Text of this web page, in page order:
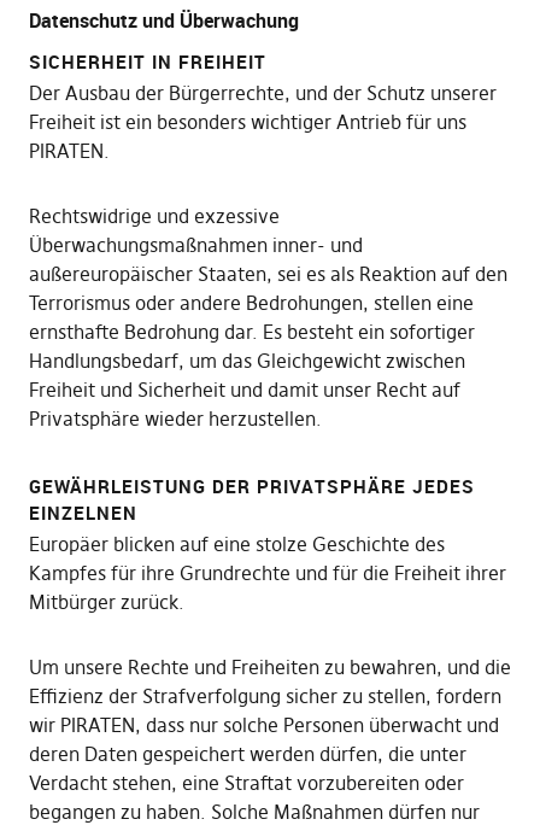
Datenschutz und Überwachung
SICHERHEIT IN FREIHEIT
Der Ausbau der Bürgerrechte, und der Schutz unserer
Freiheit ist ein besonders wichtiger Antrieb für uns
PIRATEN.
Rechtswidrige und exzessive
Überwachungsmaßnahmen inner- und
außereuropäischer Staaten, sei es als Reaktion auf den
Terrorismus oder andere Bedrohungen, stellen eine
ernsthafte Bedrohung dar. Es besteht ein sofortiger
Handlungsbedarf, um das Gleichgewicht zwischen
Freiheit und Sicherheit und damit unser Recht auf
Privatsphäre wieder herzustellen.
GEWÄHRLEISTUNG DER PRIVATSPHÄRE JEDES
EINZELNEN
Europäer blicken auf eine stolze Geschichte des
Kampfes für ihre Grundrechte und für die Freiheit ihrer
Mitbürger zurück.
Um unsere Rechte und Freiheiten zu bewahren, und die
Effizienz der Strafverfolgung sicher zu stellen, fordern
wir PIRATEN, dass nur solche Personen überwacht und
deren Daten gespeichert werden dürfen, die unter
Verdacht stehen, eine Straftat vorzubereiten oder
begangen zu haben. Solche Maßnahmen dürfen nur